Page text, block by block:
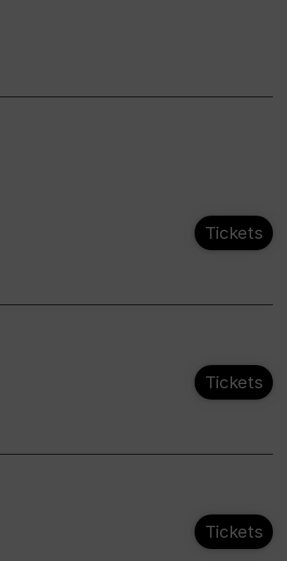
Tickets
Tickets
Tickets